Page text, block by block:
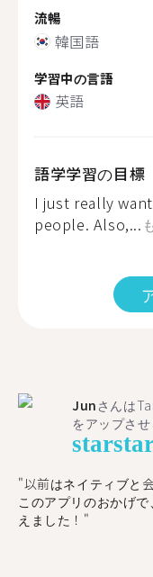
流暢
韓国語
学習中の言語
英語
語学学習の目標
I just really
people. Also,...
Jun さんは
をアップさせ
star
"以前はネイティブと
このアプリのおかげ
えました！"